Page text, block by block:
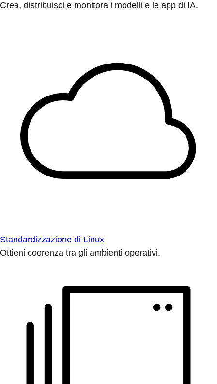
Crea, distribuisci e monitora i modelli e le app di IA.
Standardizzazione di Linux
Ottieni coerenza tra gli ambienti operativi.